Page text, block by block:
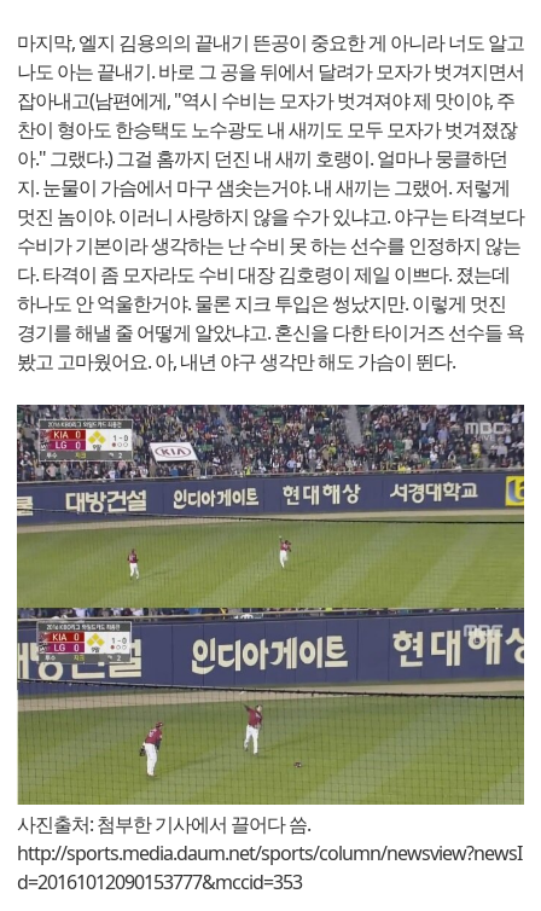
마지막, 엘지 김용의의 끝내기 뜬공이 중요한 게 아니라 너도 알고
나도 아는 끝내기. 바로 그 공을 뒤에서 달려가 모자가 벗겨지면서
잡아내고(남편에게, "역시 수비는 모자가 벗겨져야 제 맛이야, 주
찬이 형아도 한승택도 노수광도 내 새끼도 모두 모자가 벗겨졌잖
아." 그랬다.) 그걸 홈까지 던진 내 새끼 호랭이. 얼마나 뭉클하던
지. 눈물이 가슴에서 마구 샘솟는거야. 내 새끼는 그랬어. 저렇게
멋진 놈이야. 이러니 사랑하지 않을 수가 있냐고. 야구는 타격보다
수비가 기본이라 생각하는 난 수비 못 하는 선수를 인정하지 않는
다. 타격이 좀 모자라도 수비 대장 김호령이 제일 이쁘다. 졌는데
하나도 안 억울한거야. 물론 지크 투입은 썽났지만. 이렇게 멋진
경기를 해낼 줄 어떻게 알았냐고. 혼신을 다한 타이거즈 선수들 욕
봤고 고마웠어요. 아, 내년 야구 생각만 해도 가슴이 뛴다.
사진출처: 첨부한 기사에서 끌어다 씀.
http://sports.media.daum.net/sports/column/newsview?newsI
d=20161012090153777&mccid=353